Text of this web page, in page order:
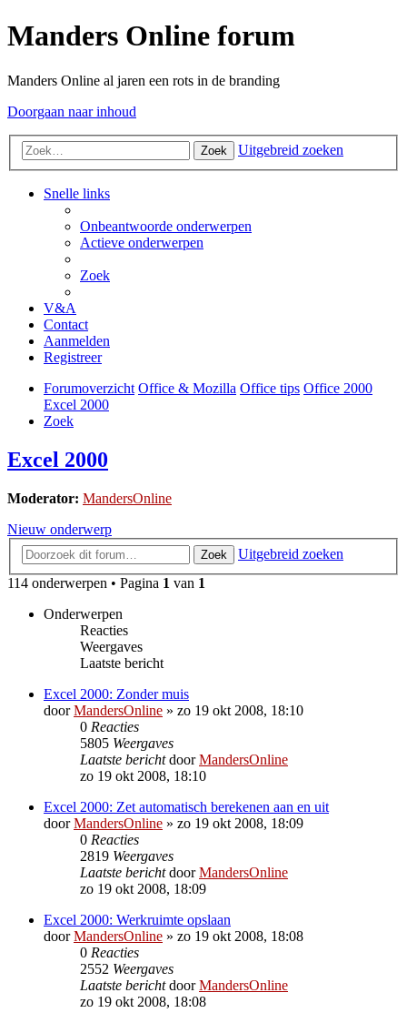
Manders Online forum
Manders Online al jaren een rots in de branding
Doorgaan naar inhoud
Zoek Uitgebreid zoeken
Snelle links
Onbeantwoorde onderwerpen
Actieve onderwerpen
Zoek
V&A
Contact
Aanmelden
Registreer
Forumoverzicht Office & Mozilla Office tips Office 2000
Excel 2000
Zoek
Excel 2000
Moderator: MandersOnline
Nieuw onderwerp
Zoek
Uitgebreid zoeken
114 onderwerpen • Pagina 1 van 1
Onderwerpen
Reacties
Weergaves
Laatste bericht
Excel 2000: Zonder muis
doorMandersOnline » zo 19 okt 2008, 18:10
0 Reacties
5805 Weergaves
Laatste berichtdoorMandersOnline
zo 19 okt 2008, 18:10
Excel 2000: Zet automatisch berekenen aan en uit
doorMandersOnline » zo 19 okt 2008, 18:09
0 Reacties
2819 Weergaves
Laatste berichtdoorMandersOnline
zo 19 okt 2008, 18:09
Excel 2000: Werkruimte opslaan
doorMandersOnline » zo 19 okt 2008, 18:08
0 Reacties
2552 Weergaves
Laatste berichtdoorMandersOnline
zo 19 okt 2008, 18:08